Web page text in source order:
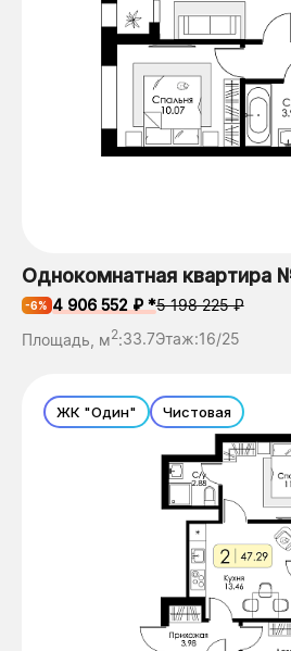
Однокомнатная квартира
-6% 4 906 552 ₽ *5 198 225 ₽
Площадь, м2:33.7Этаж:16/25
ЖК "Один" Чистовая